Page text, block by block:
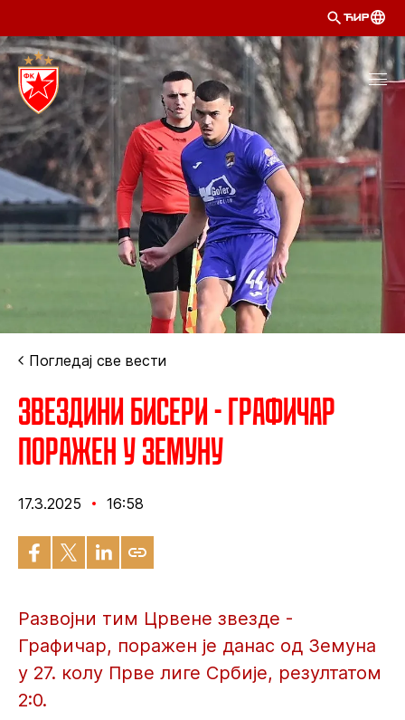
ЋИР
Погледај све вести
Звездини бисери - Графичар
поражен у Земуну
17.3.2025 16:58
Развојни тим Црвене звезде -
Графичар, поражен је данас од Земуна
у 27. колу Прве лиге Србије, резултатом
2:0.